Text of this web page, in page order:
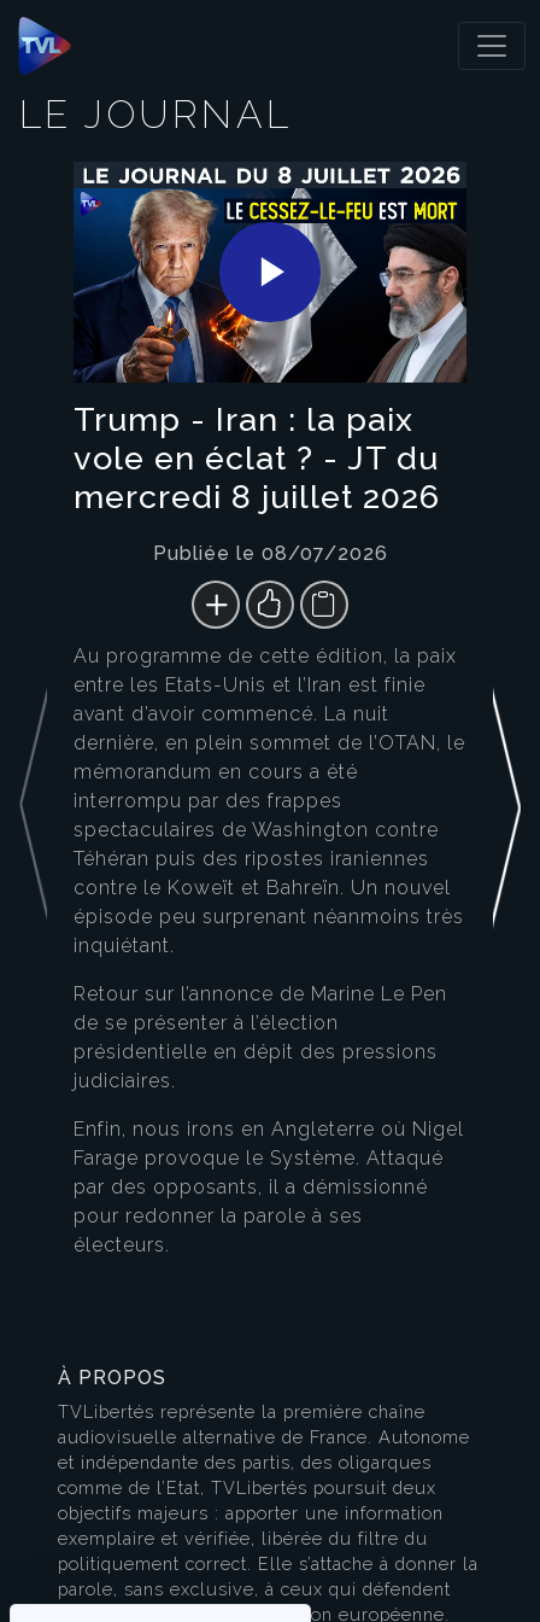
Panneau de gestion des cookies
LE JOURNAL
Play
Video
Trump - Iran : la paix
vole en éclat ? - JT du
mercredi 8 juillet 2026
Publiée le 08/07/2026
Au programme de cette édition, la paix
entre les Etats-Unis et l’Iran est finie
avant d’avoir commencé. La nuit
dernière, en plein sommet de l’OTAN, le
mémorandum en cours a été
interrompu par des frappes
spectaculaires de Washington contre
Téhéran puis des ripostes iraniennes
contre le Koweït et Bahreïn. Un nouvel
épisode peu surprenant néanmoins très
inquiétant.
Retour sur l’annonce de Marine Le Pen
de se présenter à l’élection
présidentielle en dépit des pressions
judiciaires.
Enfin, nous irons en Angleterre où Nigel
Farage provoque le Système. Attaqué
par des opposants, il a démissionné
pour redonner la parole à ses
électeurs.
À PROPOS
TVLibertés représente la première chaîne
audiovisuelle alternative de France. Autonome
et indépendante des partis, des oligarques
comme de l’Etat, TVLibertés poursuit deux
objectifs majeurs : apporter une information
exemplaire et vérifiée, libérée du filtre du
politiquement correct. Elle s’attache à donner la
parole, sans exclusive, à ceux qui défendent
l’esprit français et la civilisation européenne.